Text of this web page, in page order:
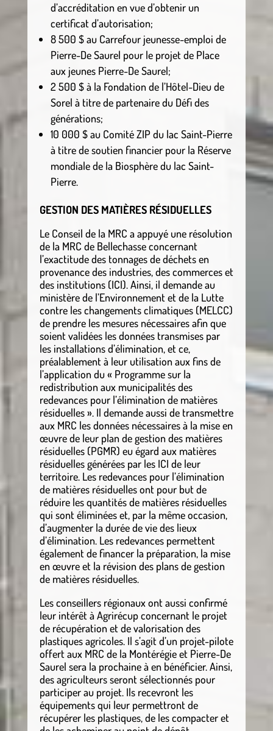
d’accréditation en vue d’obtenir un
certificat d’autorisation;
8 500 $ au Carrefour jeunesse-emploi de
Pierre-De Saurel pour le projet de Place
aux jeunes Pierre-De Saurel;
2 500 $ à la Fondation de l’Hôtel-Dieu de
Sorel à titre de partenaire du Défi des
générations;
10 000 $ au Comité ZIP du lac Saint-Pierre
à titre de soutien financier pour la Réserve
mondiale de la Biosphère du lac Saint-
Pierre.
GESTION DES MATIÈRES RÉSIDUELLES
Le Conseil de la MRC a appuyé une résolution
de la MRC de Bellechasse concernant
l’exactitude des tonnages de déchets en
provenance des industries, des commerces et
des institutions (ICI). Ainsi, il demande au
ministère de l’Environnement et de la Lutte
contre les changements climatiques (MELCC)
de prendre les mesures nécessaires afin que
soient validées les données transmises par
les installations d’élimination, et ce,
préalablement à leur utilisation aux fins de
l’application du « Programme sur la
redistribution aux municipalités des
redevances pour l’élimination de matières
résiduelles ». Il demande aussi de transmettre
aux MRC les données nécessaires à la mise en
œuvre de leur plan de gestion des matières
résiduelles (PGMR) eu égard aux matières
résiduelles générées par les ICI de leur
territoire. Les redevances pour l’élimination
de matières résiduelles ont pour but de
réduire les quantités de matières résiduelles
qui sont éliminées et, par la même occasion,
d’augmenter la durée de vie des lieux
d’élimination. Les redevances permettent
également de financer la préparation, la mise
en œuvre et la révision des plans de gestion
de matières résiduelles.
Les conseillers régionaux ont aussi confirmé
leur intérêt à Agrirécup concernant le projet
de récupération et de valorisation des
plastiques agricoles. Il s’agit d’un projet-pilote
offert aux MRC de la Montérégie et Pierre-De
Saurel sera la prochaine à en bénéficier. Ainsi,
des agriculteurs seront sélectionnés pour
participer au projet. Ils recevront les
équipements qui leur permettront de
récupérer les plastiques, de les compacter et